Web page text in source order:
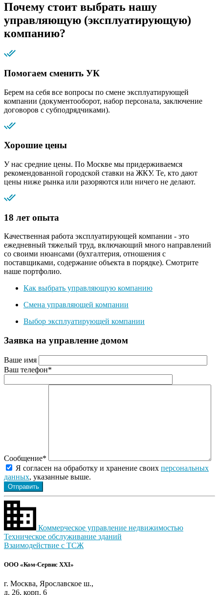
Почему стоит выбрать нашу
управляющую (эксплуатирующую)
компанию?
Помогаем сменить УК
Берем на себя все вопросы по смене эксплуатирующей
компании (документооборот, набор персонала, заключение
договоров с субподрядчиками).
Хорошие цены
У нас средние цены. По Москве мы придерживаемся
рекомендованной городской ставки на ЖКУ. Те, кто дают
цены ниже рынка или разоряются или ничего не делают.
18 лет опыта
Качественная работа эксплуатирующей компании - это
ежедневный тяжелый труд, включающий много направлений
со своими нюансами (бухгалтерия, отношения с
поставщиками, содержание объекта в порядке). Смотрите
наше портфолио.
Как выбрать управляющую компанию
Смена управляющей компании
Выбор эксплуатирующей компании
Заявка на управление домом
Ваше имя
Ваш телефон*
Сообщение*
Я согласен на обработку и хранение своих персональных
данных, указанные выше.
Коммерческое управление недвижимостью
Техническое обслуживание зданий
Взаимодействие с ТСЖ
ООО «Ком-Сервис XXI»
г. Москва, Ярославское ш.,
д. 26, корп. 6